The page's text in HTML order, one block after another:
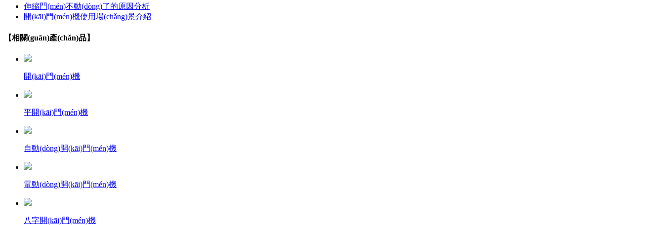
伸縮門(mén)不動(dòng)了的原因分析
開(kāi)門(mén)機使用場(chǎng)景介紹
【相關(guān)產(chǎn)品】
開(kāi)門(mén)機
平開(kāi)門(mén)機
自動(dòng)開(kāi)門(mén)機
電動(dòng)開(kāi)門(mén)機
八字開(kāi)門(mén)機